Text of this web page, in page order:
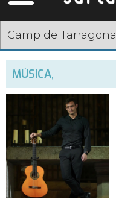
Camp de Tarragona
MÚSICA,